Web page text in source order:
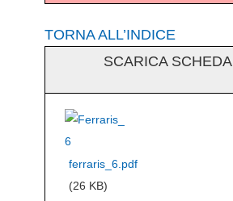
TORNA ALL’INDICE
SCARICA SCHEDA
ferraris_6.pdf
(26 KB)